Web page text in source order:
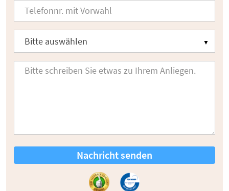
Nachricht senden